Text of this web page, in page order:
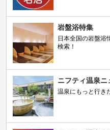
岩盤浴特集
日本全国の岩盤浴
検索！
ニフティ温泉ニ
温泉にもっと行き